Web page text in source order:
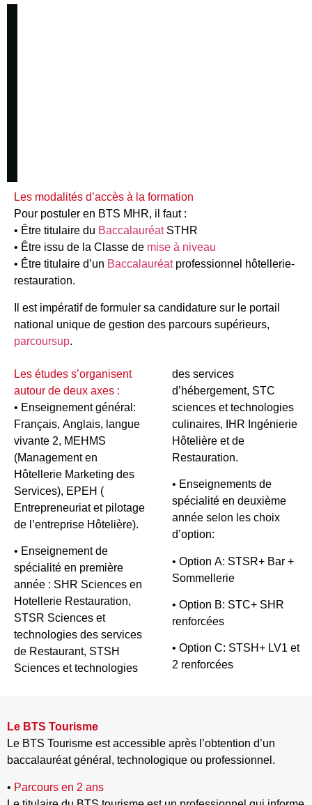
Les modalités d’accès à la formation
Pour postuler en BTS MHR, il faut :
• Être titulaire du BaccalauréatSTHR
• Être issu de la Classe de mise à niveau
• Être titulaire d’un Baccalauréatprofessionnel hôtellerie-
restauration.
Il est impératif de formuler sa candidature sur le portail
national unique de gestion des parcours supérieurs,
parcoursup.
Les études s’organisent
autour de deux axes :
• Enseignement général:
Français, Anglais, langue
vivante 2, MEHMS
(Management en
Hôtellerie Marketing des
Services), EPEH (
Entrepreneuriat et pilotage
de l’entreprise Hôtelière).
• Enseignement de
spécialité en première
année : SHR Sciences en
Hotellerie Restauration,
STSR Sciences et
technologies des services
de Restaurant, STSH
Sciences et technologies
des services
d’hébergement, STC
sciences et technologies
culinaires, IHR Ingénierie
Hôtelière et de
Restauration.
• Enseignements de
spécialité en deuxième
année selon les choix
d’option:
• Option A: STSR+ Bar +
Sommellerie
• Option B: STC+ SHR
renforcées
• Option C: STSH+ LV1 et
2 renforcées
Le BTS Tourisme
Le BTS Tourisme est accessible après l’obtention d’un
baccalauréat général, technologique ou professionnel.
• Parcours en 2 ans